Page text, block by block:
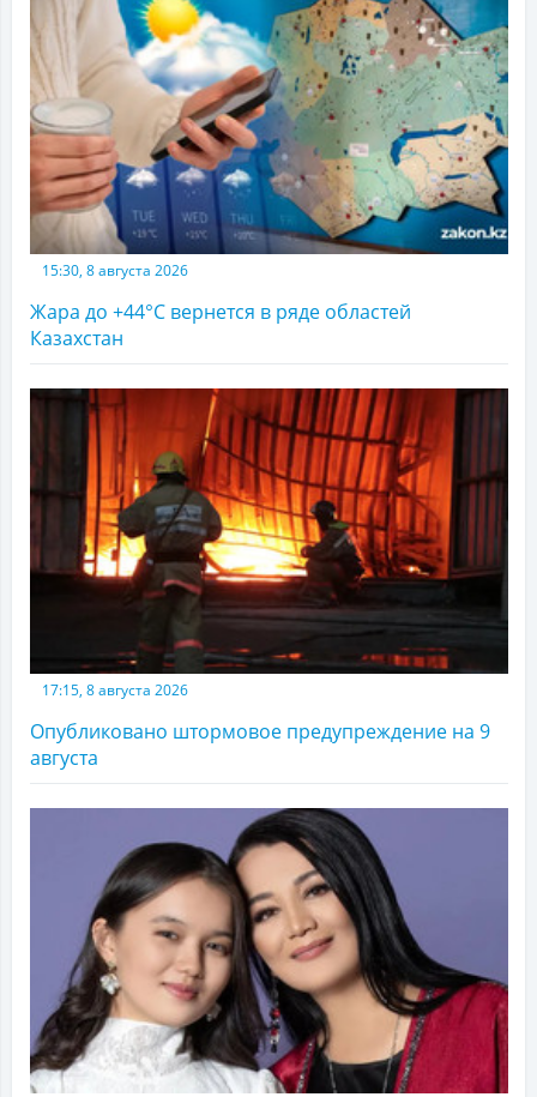
15:30, 8 августа 2026
Жара до +44°С вернется в ряде областей
Казахстан
17:15, 8 августа 2026
Опубликовано штормовое предупреждение на 9
августа